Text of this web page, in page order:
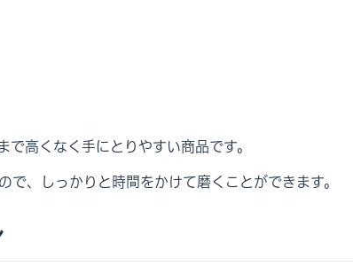
高くなく手にとりやすい商品です。
、しっかりと時間をかけて磨くことができます。